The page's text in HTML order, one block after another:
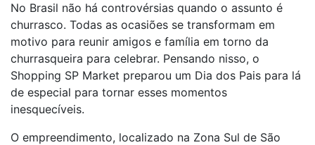
No Brasil não há controvérsias quando o assunto é
churrasco. Todas as ocasiões se transformam em
motivo para reunir amigos e família em torno da
churrasqueira para celebrar. Pensando nisso, o
Shopping SP Market preparou um Dia dos Pais para lá
de especial para tornar esses momentos
inesquecíveis.
O empreendimento, localizado na Zona Sul de São